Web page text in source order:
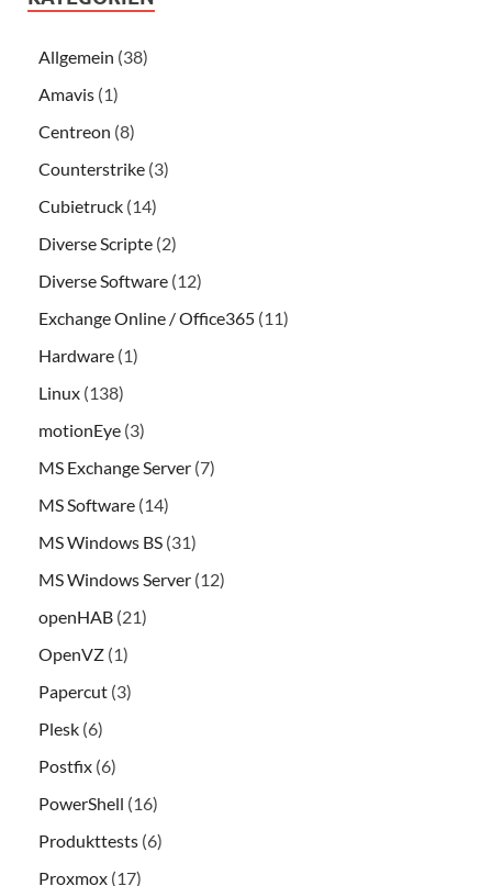
Allgemein (38)
Amavis (1)
Centreon (8)
Counterstrike (3)
Cubietruck (14)
Diverse Scripte (2)
Diverse Software (12)
Exchange Online / Office365 (11)
Hardware (1)
Linux (138)
motionEye (3)
MS Exchange Server (7)
MS Software (14)
MS Windows BS (31)
MS Windows Server (12)
openHAB (21)
OpenVZ (1)
Papercut (3)
Plesk (6)
Postfix (6)
PowerShell (16)
Produkttests (6)
Proxmox (17)